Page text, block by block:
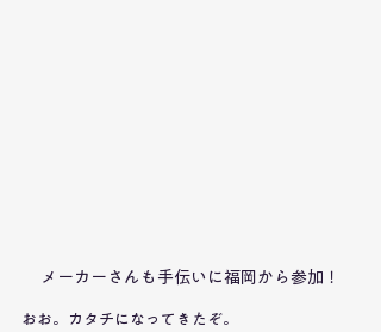
メーカーさんも手伝いに福岡から参加！
おお。カタチになってきたぞ。